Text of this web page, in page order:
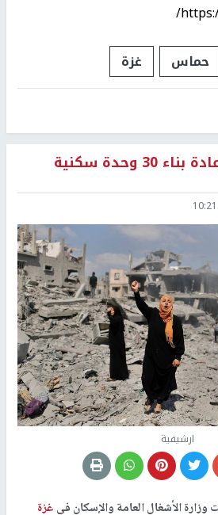
حماس غزة
"الأشغال" تنهي إعادة بناء 30 وحدة سكنية
ارشيفية
وزارة الأشغال العامة والإسكان فيغزة